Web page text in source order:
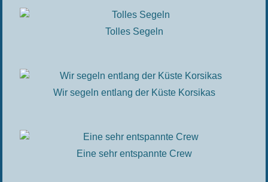
Tolles Segeln
Wir segeln entlang der Küste Korsikas
Eine sehr entspannte Crew